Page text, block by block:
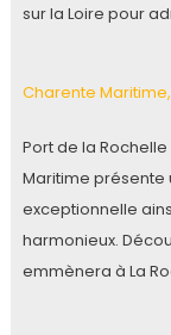
sur la Loire pour
Charente
Port de la Rochelle
Maritime présente
exceptionnelle
harmonieux.
emmènera à La